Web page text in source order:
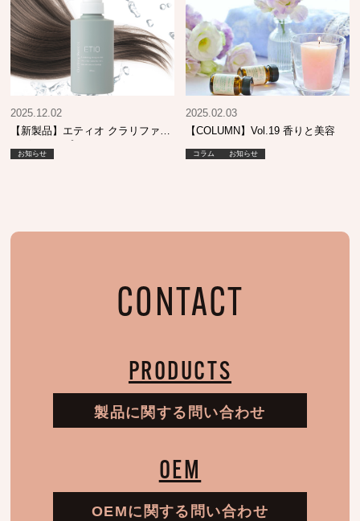
【新製品】エティオ クラリファイ
ングシャンプー
2025.12.02
お知らせ
【COLUMN】Vol.19 香りと美容
2025.02.03
コラム お知らせ
CONTACT
PRODUCTS
製品に関する問い合わせ
OEM
OEMに関する問い合わせ